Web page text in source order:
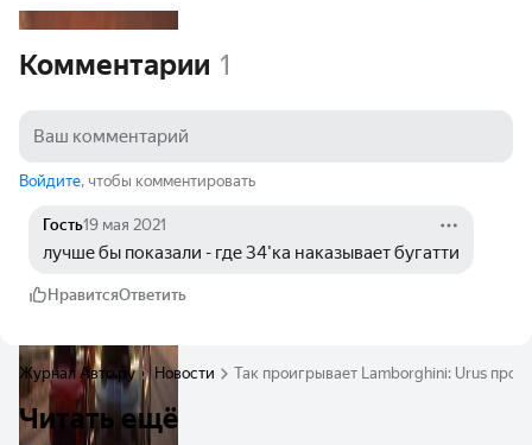
Комментарии 1
Войдите, чтобы комментировать
Гость19 мая 2021
лучше бы показали - где 34'ка наказывает бугатти
НравитсяОтветить
Журнал Авто.ру Новости Так проигрывает Lamborghini: Urus
Читать ещё